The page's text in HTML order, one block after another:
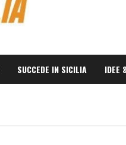
SUCCEDE IN SICILIA IDEE